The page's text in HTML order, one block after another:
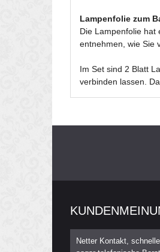
Lampenfolie zum
Die Lampenfolie hat
entnehmen, wie Sie
Im Set sind 2 Blatt
verbinden lassen.
Netter Kontakt,